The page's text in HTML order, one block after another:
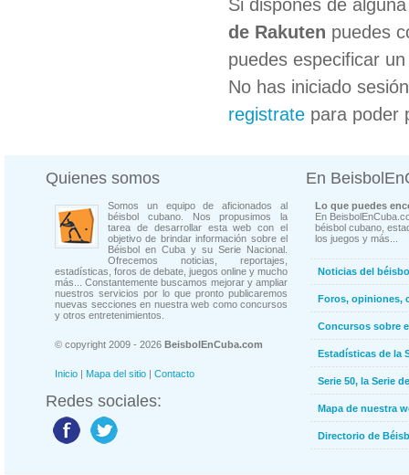
Si dispones de
de Rakuten puedes
puedes especificar
No has iniciado
registrate para poder
Quienes somos
Somos un equipo de aficionados al
béisbol cubano. Nos propusimos la
tarea de desarrollar esta web con el
objetivo de brindar información sobre el
Béisbol en Cuba y su Serie Nacional.
Ofrecemos noticias, reportajes,
estadísticas, foros de debate, juegos online y mucho
más... Constantemente buscamos mejorar y ampliar
nuestros servicios por lo que pronto publicaremos
nuevas secciones en nuestra web como concursos
y otros entretenimientos.
© copyright 2009 - 2026 BeisbolEnCuba.com
Inicio | Mapa del sitio | Contacto
Redes sociales:
En
Lo que puedes
En
béisbol cubano,
los juegos y más...
Noticias del
Foros, opiniones,
Concursos sobre
Estadísticas de la
Serie 50, la Serie
Mapa de nuestra
Directorio de